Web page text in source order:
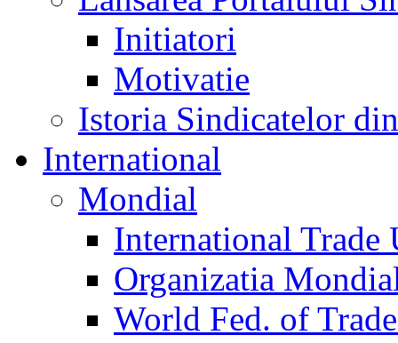
Initiatori
Motivatie
Istoria Sindicatelor
International
Mondial
International Trade
Organizatia
World Fed. of